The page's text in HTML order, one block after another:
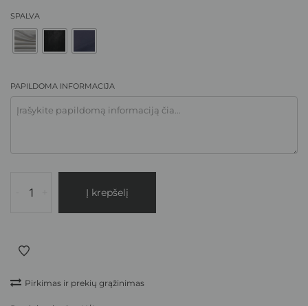
SPALVA
PAPILDOMA INFORMACIJA
Į krepšelį
Pirkimas ir prekių grąžinimas